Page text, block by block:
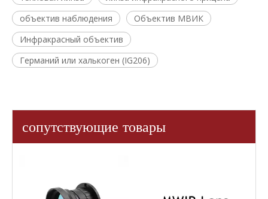
объектив наблюдения
Объектив МВИК
Инфракрасный объектив
Германий или халькоген (IG206)
сопутствующие товары